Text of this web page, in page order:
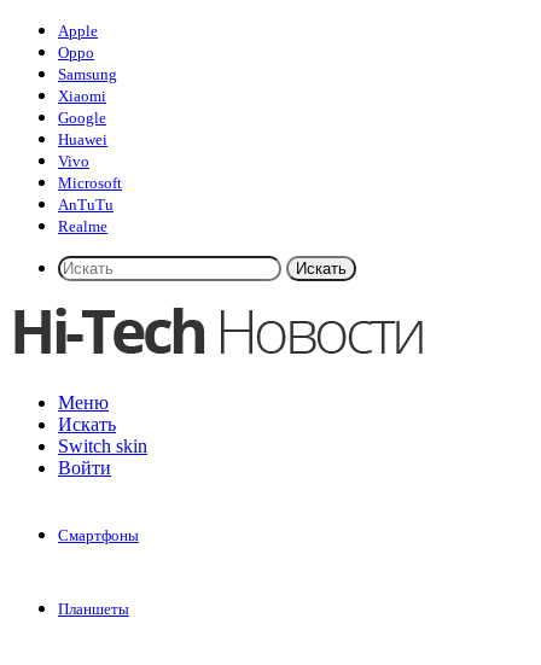
Apple
Oppo
Samsung
Xiaomi
Google
Huawei
Vivo
Microsoft
AnTuTu
Realme
Искать
Меню
Искать
Switch skin
Войти
Смартфоны
Планшеты